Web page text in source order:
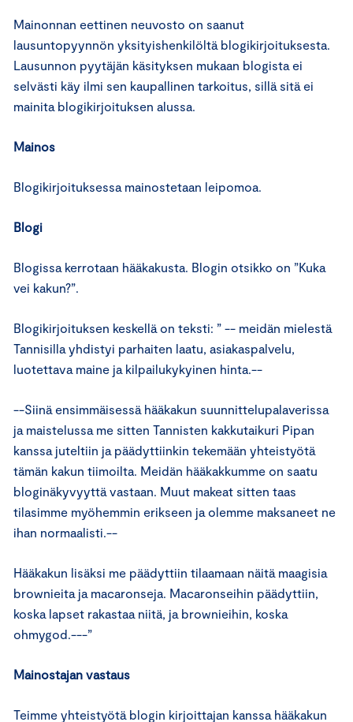
Mainonnan eettinen neuvosto on saanut
lausuntopyynnön yksityishenkilöltä blogikirjoituksesta.
Lausunnon pyytäjän käsityksen mukaan blogista ei
selvästi käy ilmi sen kaupallinen tarkoitus, sillä sitä ei
mainita blogikirjoituksen alussa.
Mainos
Blogikirjoituksessa mainostetaan leipomoa.
Blogi
Blogissa kerrotaan hääkakusta. Blogin otsikko on ”Kuka
vei kakun?”.
Blogikirjoituksen keskellä on teksti: ” -- meidän mielestä
Tannisilla yhdistyi parhaiten laatu, asiakaspalvelu,
luotettava maine ja kilpailukykyinen hinta.--
--Siinä ensimmäisessä hääkakun suunnittelupalaverissa
ja maistelussa me sitten Tannisten kakkutaikuri Pipan
kanssa juteltiin ja päädyttiinkin tekemään yhteistyötä
tämän kakun tiimoilta. Meidän hääkakkumme on saatu
bloginäkyvyyttä vastaan. Muut makeat sitten taas
tilasimme myöhemmin erikseen ja olemme maksaneet ne
ihan normaalisti.--
Hääkakun lisäksi me päädyttiin tilaamaan näitä maagisia
brownieita ja macaronseja. Macaronseihin päädyttiin,
koska lapset rakastaa niitä, ja brownieihin, koska
ohmygod.---”
Mainostajan vastaus
Teimme yhteistyötä blogin kirjoittajan kanssa hääkakun